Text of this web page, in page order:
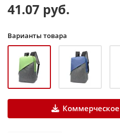
41.07 руб.
Варианты товара